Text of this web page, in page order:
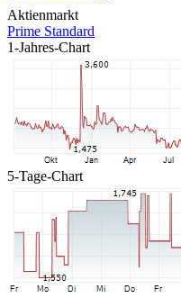
Aktienmarkt
Prime Standard
1-Jahres-Chart
5-Tage-Chart